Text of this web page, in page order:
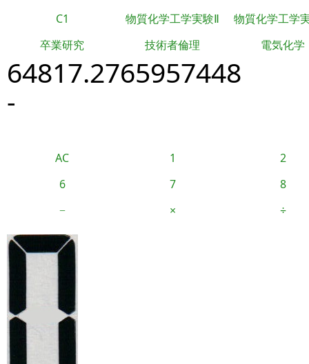
C1 物質化学工学実験Ⅱ
物質化学工学
卒業研究
技術者倫理 電気化学
64817.2765957448
-
AC 1
2
6
7
8
−
× ÷